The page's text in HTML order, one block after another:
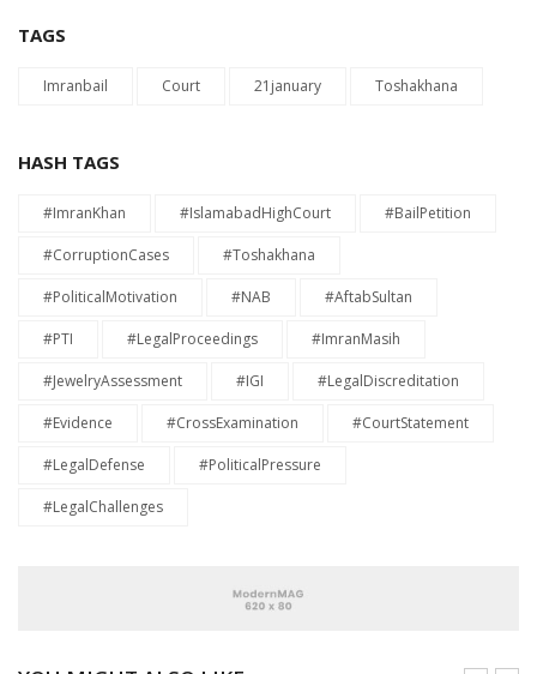
TAGS
Imranbail Court 21january Toshakhana
HASH TAGS
#ImranKhan #IslamabadHighCourt #BailPetition
#CorruptionCases #Toshakhana
#PoliticalMotivation #NAB #AftabSultan
#PTI #LegalProceedings #ImranMasih
#JewelryAssessment #IGI #LegalDiscreditation
#Evidence #CrossExamination #CourtStatement
#LegalDefense #PoliticalPressure
#LegalChallenges